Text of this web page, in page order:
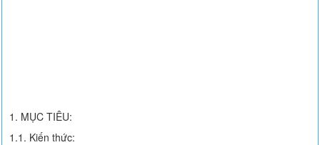
1. MỤC TIÊU:
1.1. Kiến thức: